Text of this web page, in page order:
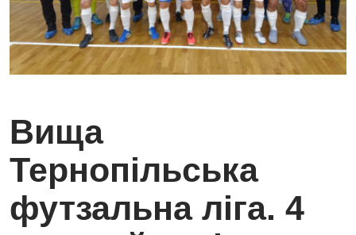
Вища
Тернопільська
футзальна ліга. 4